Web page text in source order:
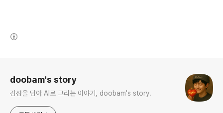
doobam's story
감성을 담아 AI로 그리는 이야기, doobam's story.